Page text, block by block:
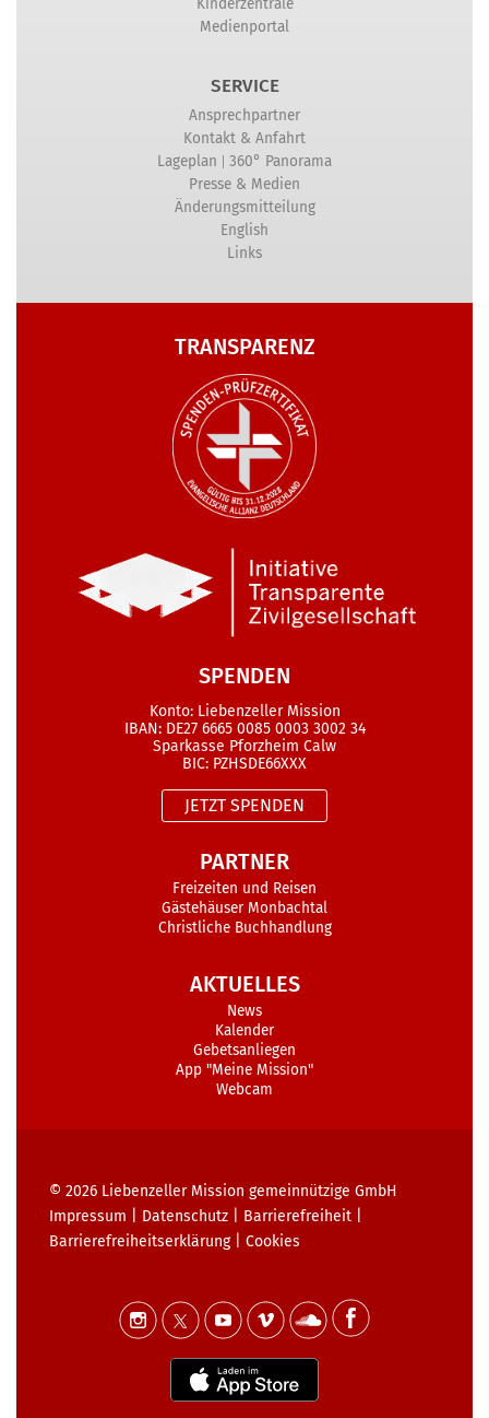
Medienportal
SERVICE
Ansprechpartner
Kontakt & Anfahrt
Lageplan | 360° Panorama
Presse & Medien
Änderungsmitteilung
English
Links
TRANSPARENZ
SPENDEN
Konto: Liebenzeller Mission
IBAN: DE27 6665 0085 0003 3002 34
Sparkasse Pforzheim Calw
BIC: PZHSDE66XXX
JETZT SPENDEN
PARTNER
Freizeiten und Reisen
Gästehäuser Monbachtal
Christliche Buchhandlung
AKTUELLES
News
Kalender
Gebetsanliegen
App "Meine Mission"
Webcam
© 2026 Liebenzeller Mission gemeinnützige GmbH
Impressum
Datenschutz Barrierefreiheit
Barrierefreiheits­erklärung| Cookies